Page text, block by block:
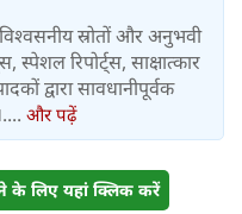
स्रोतों और अनुभवी
स्पेशल रिपोर्ट्स, साक्षात्कार
द्वारा सावधानीपूर्वक
और पढ़ें
के लिए यहां क्लिक करें